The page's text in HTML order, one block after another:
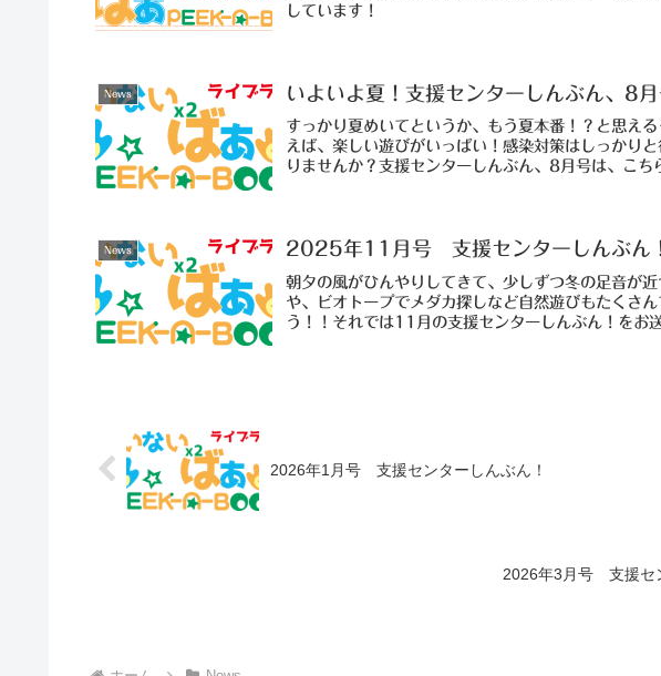
しています！
News いよいよ夏！支援センターしんぶん、8月
すっかり夏めいてというか、もう夏本番！？と思え
えば、楽しい遊びがいっぱい！感染対策はしっかり
りませんか？支援センターしんぶん、8月号は、こち
News 2025年11月号 支援センターしんぶん
朝夕の風がひんやりしてきて、少しずつ冬の足音が
や、ビオトープでメダカ探しなど自然遊びもたくさ
う！！それでは11月の支援センターしんぶん！をお
2026年1月号 支援センターしんぶん！
2026年3月号 支援セ